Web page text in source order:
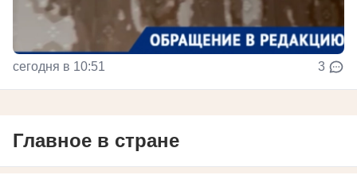
сегодня в 10:51 3
Главное в стране